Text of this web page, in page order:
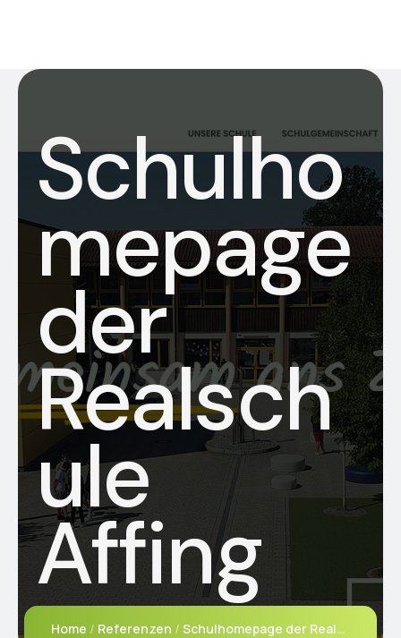
Schulho
mepage
der
Realsch
ule
Affing
Home Referenzen Schulhomepage der Realschule Affing